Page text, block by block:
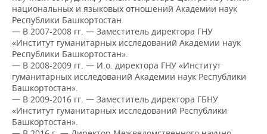
ЭНЕРГЕТИКА
УСЛУГИ
МЕДИА
ТЕЛЕКОММУНИКАЦИИ
ВЫЕЗДНАЯ РЕДАКЦИЯ
БИЗНЕС-БРАНЧИ
ONLINE-КОНФЕРЕНЦИИ
ОТКРЫТАЯ ЛЕКЦИЯ
НОВОСТИ СПОРТА
ФУТБОЛ
ХОККЕЙ
БАСКЕТБОЛ
ВОЛЕЙБОЛ
ОБЩЕСТВО
НОВОСТИ ОБЩЕСТВА
ВЛАСТЬ
ИНФРАСТРУКТУРА
ИСТОРИЯ
ФОТОГАЛЕРЕЯ
СЮЖЕТЫ
СПРАВОЧНИК
СПИСОК ПЕРСОН
ПОЛНАЯ ВЕРСИЯ
национальных и языковых отношений Академии наук
Республики Башкортостан.
— В 2007-2008 гг. — Заместитель директора ГНУ
«Институт гуманитарных исследований Академии наук
Республики Башкортостан».
— В 2008-2009 гг. — И.о. директора ГНУ «Институт
гуманитарных исследований Академии наук Республики
Башкортостан».
— В 2009-2016 гг. — Заместитель директора ГБНУ
«Институт гуманитарных исследований Республики
Башкортостан».